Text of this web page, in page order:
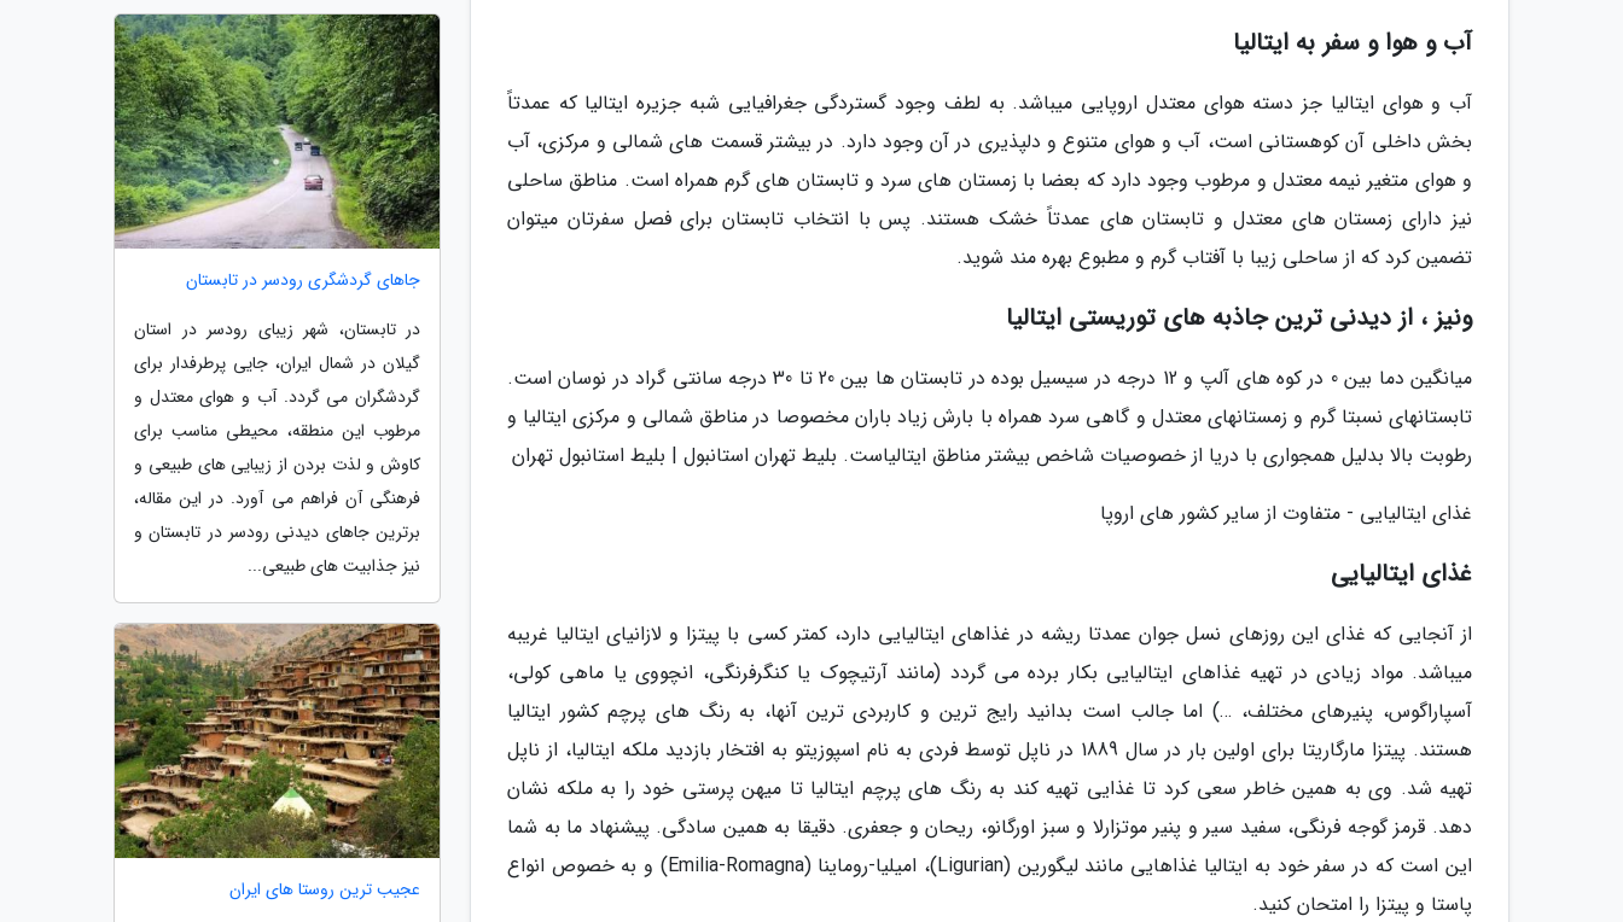
آب و هوا و سفر به ایتالیا
آب و هوای ایتالیا جز دسته هوای معتدل اروپایی میباشد. به لطف وجود گستردگی جغرافیایی شبه جزیره ایتالیا که عمدتاً
بخش داخلی آن کوهستانی است، آب و هوای متنوع و دلپذیری در آن وجود دارد. در بیشتر قسمت های شمالی و مرکزی، آب
و هوای متغیر نیمه معتدل و مرطوب وجود دارد که بعضا با زمستان های سرد و تابستان های گرم همراه است. مناطق ساحلی
نیز دارای زمستان های معتدل و تابستان های عمدتاً خشک هستند. پس با انتخاب تابستان برای فصل سفرتان میتوان
تضمین کرد که از ساحلی زیبا با آفتاب گرم و مطبوع بهره مند شوید.
ونیز ، از دیدنی ترین جاذبه های توریستی ایتالیا
میانگین دما بین 0 در کوه های آلپ و 12 درجه در سیسیل بوده در تابستان ها بین 20 تا 30 درجه سانتی گراد در نوسان است.
تابستانهای نسبتا گرم و زمستانهای معتدل و گاهی سرد همراه با بارش زیاد باران مخصوصا در مناطق شمالی و مرکزی ایتالیا و
رطوبت بالا بدلیل همجواری با دریا از خصوصیات شاخص بیشتر مناطق ایتالیاست. بلیط تهران استانبول | بلیط استانبول تهران
غذای ایتالیایی - متفاوت از سایر کشور های اروپا
غذای ایتالیایی
از آنجایی که غذای این روزهای نسل جوان عمدتا ریشه در غذاهای ایتالیایی دارد، کمتر کسی با پیتزا و لازانیای ایتالیا غریبه
میباشد. مواد زیادی در تهیه غذاهای ایتالیایی بکار برده می گردد (مانند آرتیچوک یا کنگرفرنگی، انچووی یا ماهی کولی،
آسپاراگوس، پنیرهای مختلف، …) اما جالب است بدانید رایج ترین و کاربردی ترین آنها، به رنگ های پرچم کشور ایتالیا
هستند. پیتزا مارگاریتا برای اولین بار در سال 1889 در ناپل توسط فردی به نام اسپوزیتو به افتخار بازدید ملکه ایتالیا، از ناپل
تهیه شد. وی به همین خاطر سعی کرد تا غذایی تهیه کند به رنگ های پرچم ایتالیا تا میهن پرستی خود را به ملکه نشان
دهد. قرمز گوجه فرنگی، سفید سیر و پنیر موتزارلا و سبز اورگانو، ریحان و جعفری. دقیقا به همین سادگی. پیشنهاد ما به شما
این است که در سفر خود به ایتالیا غذاهایی مانند لیگورین (Ligurian)، امیلیا-روماینا (Emilia-Romagna) و به خصوص انواع
پاستا و پیتزا را امتحان کنید.
جاهای گردشگری رودسر در تابستان
در تابستان، شهر زیبای رودسر در استان
گیلان در شمال ایران، جایی پرطرفدار برای
گردشگران می گردد. آب و هوای معتدل و
مرطوب این منطقه، محیطی مناسب برای
کاوش و لذت بردن از زیبایی های طبیعی و
فرهنگی آن فراهم می آورد. در این مقاله،
برترین جاهای دیدنی رودسر در تابستان و
نیز جذابیت های طبیعی...
عجیب ترین روستا های ایران